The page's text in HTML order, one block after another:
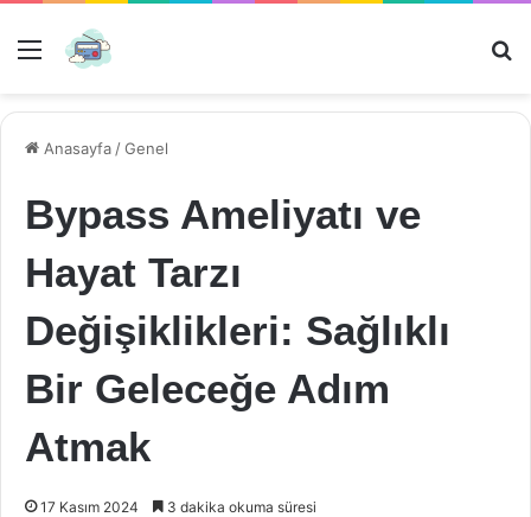
Menü
Anasayfa /Genel
Bypass Ameliyatı ve
Hayat Tarzı
Değişiklikleri: Sağlıklı
Bir Geleceğe Adım
Atmak
17 Kasım 2024 3 dakika okuma süresi